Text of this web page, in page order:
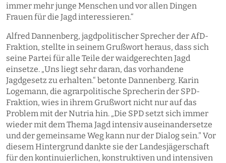
immer mehr junge Menschen und vor allen Dingen
Frauen für die Jagd interessieren.“
Alfred Dannenberg, jagdpolitischer Sprecher der AfD-
Fraktion, stellte in seinem Grußwort heraus, dass sich
seine Partei für alle Teile der waidgerechten Jagd
einsetze. „Uns liegt sehr daran, das vorhandene
Jagdgesetz zu erhalten.“ betonte Dannenberg. Karin
Logemann, die agrarpolitische Sprecherin der SPD-
Fraktion, wies in ihrem Grußwort nicht nur auf das
Problem mit der Nutria hin. „Die SPD setzt sich immer
wieder mit dem Thema Jagd intensiv auseinandersetze
und der gemeinsame Weg kann nur der Dialog sein." Vor
diesem Hintergrund dankte sie der Landesjägerschaft
für den kontinuierlichen, konstruktiven und intensiven